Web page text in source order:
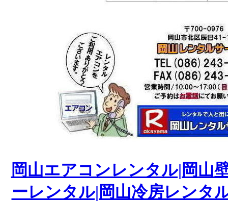
岡山エアコンレンタル|岡山
ーレンタル|岡山冷房レンタ